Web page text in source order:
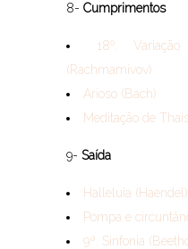
8- Cumprimentos
18º.
(Rachmamivov)
Arioso (Bach)
Meditação de
9- Saída
Halleluia (Haendel)
Pompa e
9ª. Sinfonia